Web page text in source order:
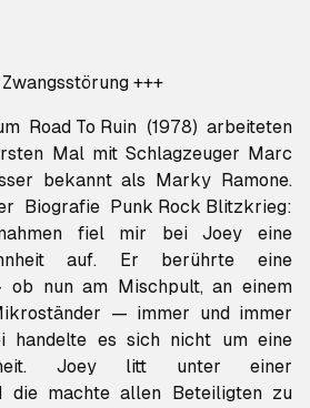
+++
Road To Ruin (1978) arbeiteten
Mal mit Schlagzeuger Marc
bekannt als Marky Ramone.
Biografie
Punk Rock Blitzkrieg:
fiel mir bei Joey eine
auf. Er berührte eine
ob nun am Mischpult, an einem
— immer und immer
handelte es sich nicht um eine
Joey litt unter einer
die machte allen Beteiligten zu